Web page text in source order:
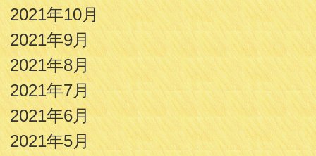
2021年10月
2021年9月
2021年8月
2021年7月
2021年6月
2021年5月